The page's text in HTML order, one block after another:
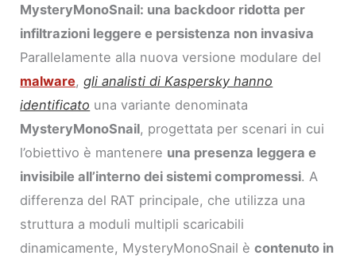
MysteryMonoSnail: una backdoor ridotta per
infiltrazioni leggere e persistenza non invasiva
Parallelamente alla nuova versione modulare del
malware,gli analisti di Kaspersky hanno
identificato una variante denominata
MysteryMonoSnail, progettata per scenari in cui
l’obiettivo è mantenere una presenza leggera e
invisibile all’interno dei sistemi compromessi. A
differenza del RAT principale, che utilizza una
struttura a moduli multipli scaricabili
dinamicamente, MysteryMonoSnail ècontenuto in